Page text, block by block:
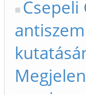
Csepeli